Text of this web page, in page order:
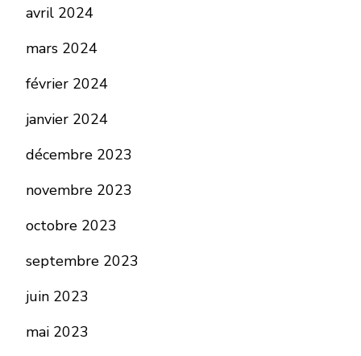
avril 2024
mars 2024
février 2024
janvier 2024
décembre 2023
novembre 2023
octobre 2023
septembre 2023
juin 2023
mai 2023